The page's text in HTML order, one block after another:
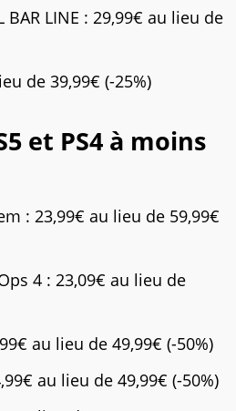
BAR LINE : 29,99€ au lieu de
de 39,99€ (-25%)
et PS4 à moins
: 23,99€ au lieu de 59,99€
4 : 23,09€ au lieu de
au lieu de 49,99€ (-50%)
au lieu de 49,99€ (-50%)